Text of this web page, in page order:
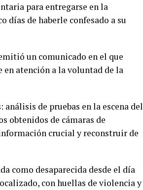
para entregarse en la
días de haberle confesado a su
un comunicado en el que
en atención a la voluntad de la
de pruebas en la escena del
obtenidos de cámaras de
crucial y reconstruir de
como desaparecida desde el día
con huellas de violencia y